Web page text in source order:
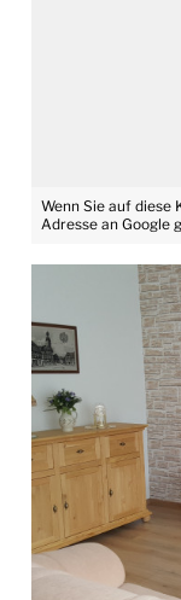
Wenn Sie auf diese
Adresse an Google